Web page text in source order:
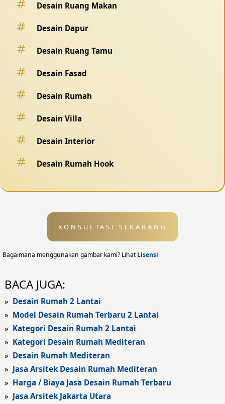
Desain Ruang Makan
Desain Dapur
Desain Ruang Tamu
Desain Fasad
Desain Rumah
Desain Villa
Desain Interior
Desain Rumah Hook
Desain Eksterior
Desain Eksterior Rumah
Desain Rumah Modern
Fasad Rumah Modern
Fasad Kantor
Fasad Hotel
KONSULTASI SEKARANG
Bagaimana menggunakan gambar kami? LihatLisensi
BACA JUGA:
» Desain Rumah 2 Lantai
» Model Desain Rumah Terbaru 2 Lantai
» Kategori Desain Rumah 2 Lantai
» Kategori Desain Rumah Mediteran
» Desain Rumah Mediteran
» Jasa Arsitek Desain Rumah Mediteran
» Harga / Biaya Jasa Desain Rumah Terbaru
» Jasa Arsitek Jakarta Utara